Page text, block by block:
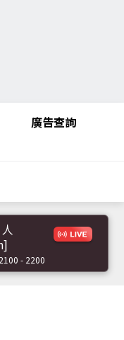
廣告查詢
2100 - 2200